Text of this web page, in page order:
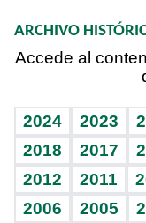
Vida y familia
Eñe
Celebrando la vida
Sin complejos
BRV
TBT Deportivo
Más firmas
Hecho en casa
Guía del dinero
Cumpleaños
Horóscopos
ARCHIVO
Accede al
2024 2023
2018
2017
2012
2011
2006
2005